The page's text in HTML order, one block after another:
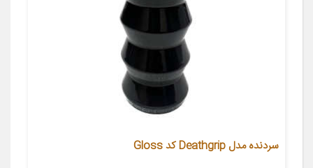
سردنده مدل Deathgrip کد Gloss